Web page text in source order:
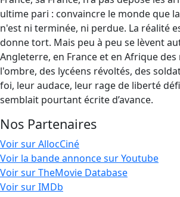
ultime pari : convaincre le monde que
n'est ni terminée, ni perdue. La réalité
donne tort. Mais peu à peu se lèvent
Angleterre, en France et en Afrique
l'ombre, des lycéens révoltés, des
foi, leur audace, leur rage de liberté
semblait pourtant écrite d’avance.
Nos Partenaires
Voir sur AllocCiné
Voir la bande annonce sur Youtube
Voir sur TheMovie Database
Voir sur IMDb